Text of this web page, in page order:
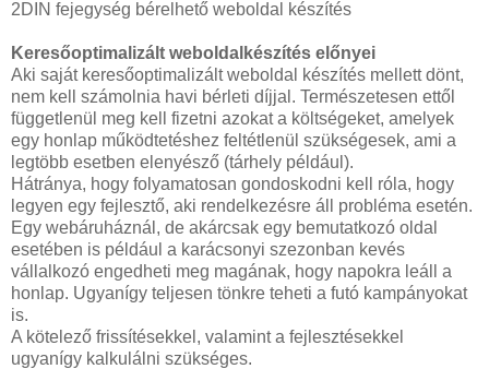
2DIN fejegység bérelhető weboldal készítés
Keresőoptimalizált weboldalkészítés előnyei
Aki saját keresőoptimalizált weboldal készítés mellett dönt,
nem kell számolnia havi bérleti díjjal. Természetesen ettől
függetlenül meg kell fizetni azokat a költségeket, amelyek
egy honlap működtetéshez feltétlenül szükségesek, ami a
legtöbb esetben elenyésző (tárhely például).
Hátránya, hogy folyamatosan gondoskodni kell róla, hogy
legyen egy fejlesztő, aki rendelkezésre áll probléma esetén.
Egy webáruháznál, de akárcsak egy bemutatkozó oldal
esetében is például a karácsonyi szezonban kevés
vállalkozó engedheti meg magának, hogy napokra leáll a
honlap. Ugyanígy teljesen tönkre teheti a futó kampányokat
is.
A kötelező frissítésekkel, valamint a fejlesztésekkel
ugyanígy kalkulálni szükséges.